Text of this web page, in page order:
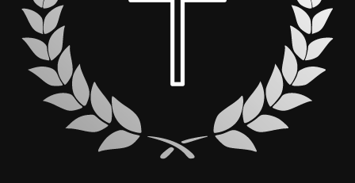
OPIEKA NAD
BIURO MOBILNE
USŁUGI CMENTARNE
PORADNIK